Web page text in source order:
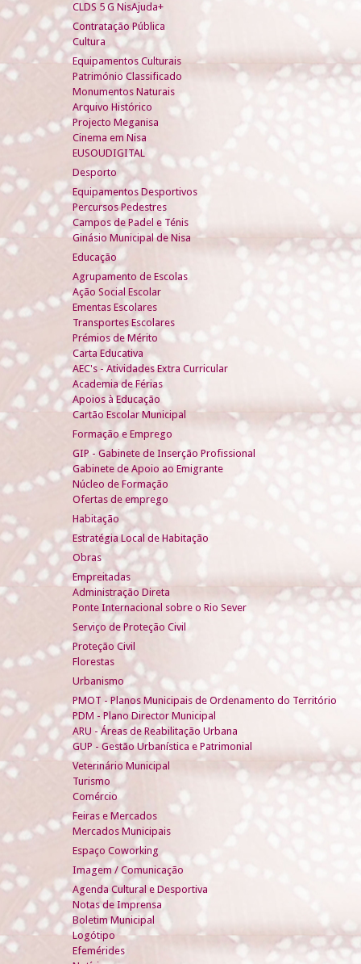
CLDS 5 G NisAjuda+
Contratação Pública
Cultura
Equipamentos Culturais
Património Classificado
Monumentos Naturais
Arquivo Histórico
Projecto Meganisa
Cinema em Nisa
EUSOUDIGITAL
Desporto
Equipamentos Desportivos
Percursos Pedestres
Campos de Padel e Ténis
Ginásio Municipal de Nisa
Educação
Agrupamento de Escolas
Ação Social Escolar
Ementas Escolares
Transportes Escolares
Prémios de Mérito
Carta Educativa
AEC's - Atividades Extra Curricular
Academia de Férias
Apoios à Educação
Cartão Escolar Municipal
Formação e Emprego
GIP - Gabinete de Inserção Profissional
Gabinete de Apoio ao Emigrante
Núcleo de Formação
Ofertas de emprego
Habitação
Estratégia Local de Habitação
Obras
Empreitadas
Administração Direta
Ponte Internacional sobre o Rio Sever
Serviço de Proteção Civil
Proteção Civil
Florestas
Urbanismo
PMOT - Planos Municipais de Ordenamento do Território
PDM - Plano Director Municipal
ARU - Áreas de Reabilitação Urbana
GUP - Gestão Urbanística e Patrimonial
Veterinário Municipal
Turismo
Comércio
Feiras e Mercados
Mercados Municipais
Espaço Coworking
Imagem / Comunicação
Agenda Cultural e Desportiva
Notas de Imprensa
Boletim Municipal
Logótipo
Efemérides